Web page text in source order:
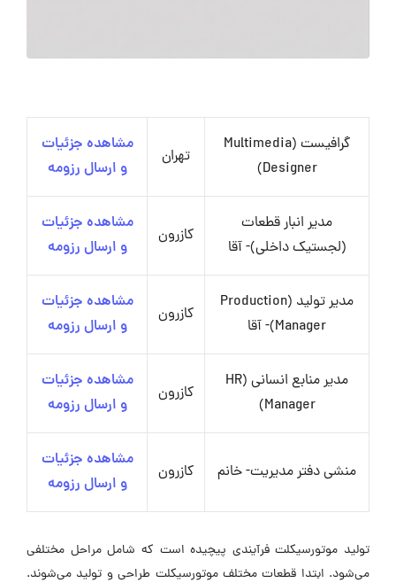
گرافیست (Multimedia
Designer)
تهران
مشاهده جزئیات
و ارسال رزومه
مدیر انبار قطعات
(لجستیک داخلی)- آقا
کازرون
مشاهده جزئیات
و ارسال رزومه
مدیر تولید (Production
Manager)- آقا
کازرون
مشاهده جزئیات
و ارسال رزومه
مدیر منابع انسانی (HR
Manager)
کازرون
مشاهده جزئیات
و ارسال رزومه
منشی دفتر مدیریت- خانم کازرون
مشاهده جزئیات
و ارسال رزومه
تولید موتورسیکلت فرآیندی پیچیده است که شامل مراحل مختلفی
می‌شود. ابتدا قطعات مختلف موتورسیکلت طراحی و تولید می‌شوند.